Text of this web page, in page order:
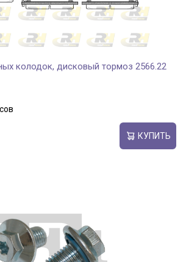
колодок, дисковый тормоз 2566.22
КУПИТЬ